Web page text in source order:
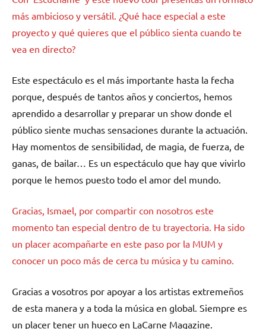
más ambicioso y versátil. ¿Qué hace especial a este
proyecto y qué quieres que el público sienta cuando te
vea en directo?
Este espectáculo es el más importante hasta la fecha
porque, después de tantos años y conciertos, hemos
aprendido a desarrollar y preparar un show donde el
público siente muchas sensaciones durante la actuación.
Hay momentos de sensibilidad, de magia, de fuerza, de
ganas, de bailar… Es un espectáculo que hay que vivirlo
porque le hemos puesto todo el amor del mundo.
Gracias, Ismael, por compartir con nosotros este
momento tan especial dentro de tu trayectoria. Ha sido
un placer acompañarte en este paso por la MUM y
conocer un poco más de cerca tu música y tu camino.
Gracias a vosotros por apoyar a los artistas extremeños
de esta manera y a toda la música en global. Siempre es
un placer tener un hueco en LaCarne Magazine.